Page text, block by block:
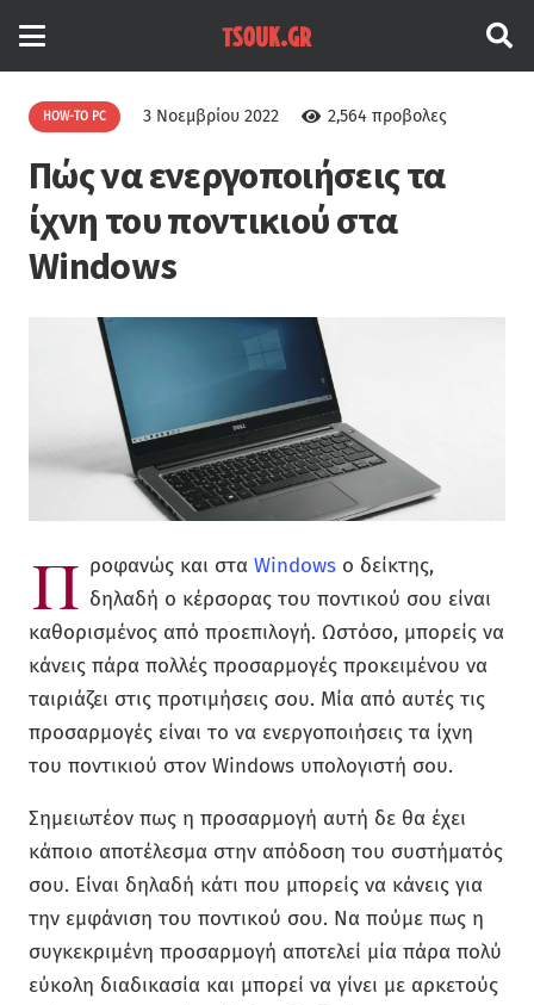
HOW-TO PC 3 Νοεμβρίου 2022 2,564 προβολες
Πώς να ενεργοποιήσεις τα
ίχνη του ποντικιού στα
Windows
Π ροφανώς και στα Windows ο δείκτης,
δηλαδή ο κέρσορας του ποντικού σου είναι
καθορισμένος από προεπιλογή. Ωστόσο, μπορείς να
κάνεις πάρα πολλές προσαρμογές προκειμένου να
ταιριάζει στις προτιμήσεις σου. Μία από αυτές τις
προσαρμογές είναι το να ενεργοποιήσεις τα ίχνη
του ποντικιού στον Windows υπολογιστή σου.
Σημειωτέον πως η προσαρμογή αυτή δε θα έχει
κάποιο αποτέλεσμα στην απόδοση του συστήματός
σου. Είναι δηλαδή κάτι που μπορείς να κάνεις για
την εμφάνιση του ποντικού σου. Να πούμε πως η
συγκεκριμένη προσαρμογή αποτελεί μία πάρα πολύ
εύκολη διαδικασία και μπορεί να γίνει με αρκετούς